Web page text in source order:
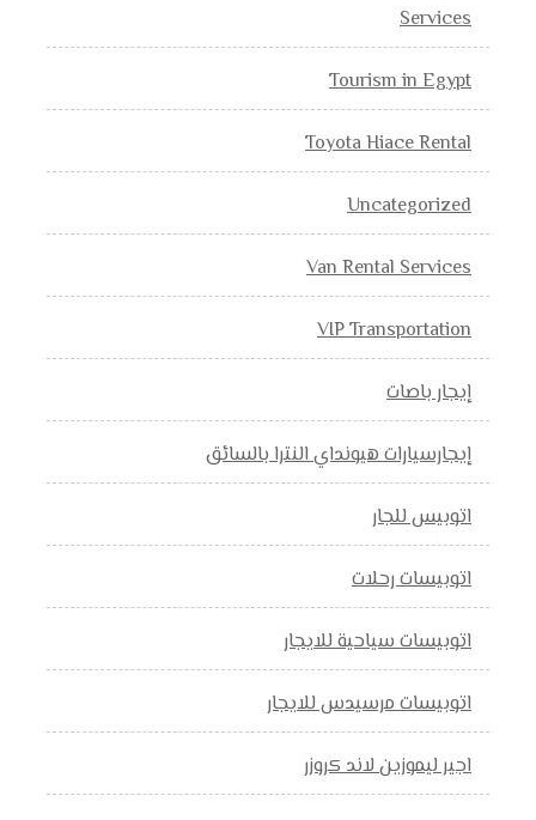
Services
Tourism in Egypt
Toyota Hiace Rental
Uncategorized
Van Rental Services
VIP Transportation
إيجار باصات
إيجارسيارات هيونداي النترا بالسائق
اتوبيس للجار
اتوبيسات رحلات
اتوبيسات سياحية للايجار
اتوبيسات مرسيدس للايجار
اجير ليموزين لاند كروزر